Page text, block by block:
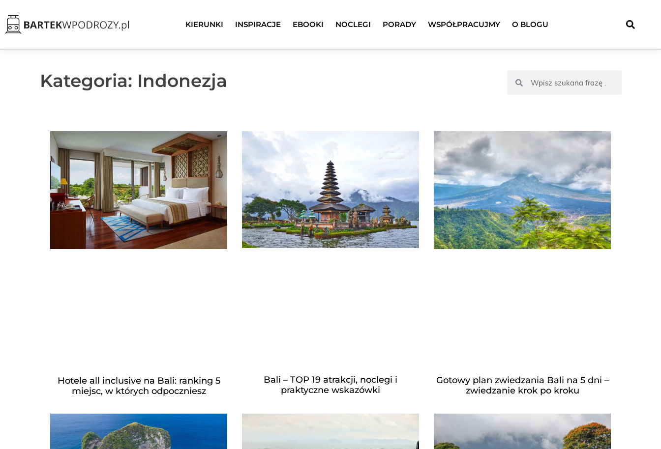
KIERUNKI INSPIRACJE EBOOKI NOCLEGI PORADY WSPÓŁPRACUJMY O BLOGU
Kategoria: Indonezja
Hotele all inclusive na Bali: ranking 5
miejsc, w których odpoczniesz
Bali – TOP 19 atrakcji, noclegi i
praktyczne wskazówki
Gotowy plan zwiedzania Bali na 5 dni –
zwiedzanie krok po kroku